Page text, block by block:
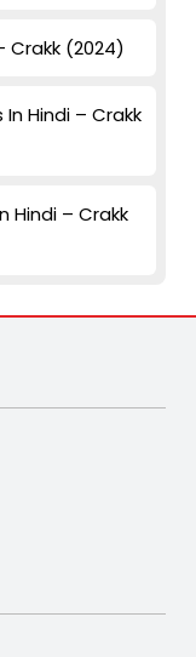
Crakk (2024)
Hindi – Crakk
Hindi – Crakk